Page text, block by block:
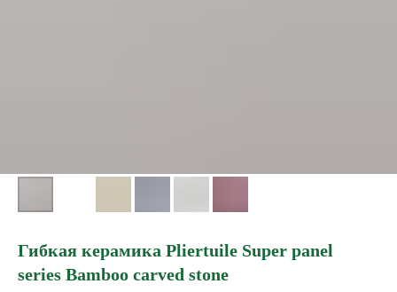
Гибкая керамика Pliertuile Super panel
series Bamboo carved stone